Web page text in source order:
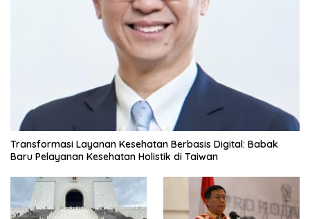
Transformasi Layanan Kesehatan Berbasis Digital: Babak
Baru Pelayanan Kesehatan Holistik di Taiwan